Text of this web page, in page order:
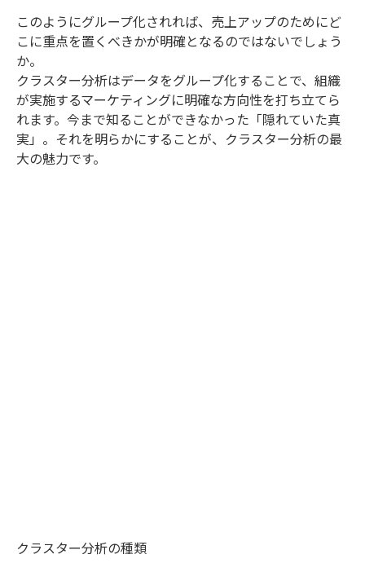
このようにグループ化されれば、売上アップのためにど
こに重点を置くべきかが明確となるのではないでしょう
か。
クラスター分析はデータをグループ化することで、組織
が実施するマーケティングに明確な方向性を打ち立てら
れます。今まで知ることができなかった「隠れていた真
実」。それを明らかにすることが、クラスター分析の最
大の魅力です。
クラスター分析の種類